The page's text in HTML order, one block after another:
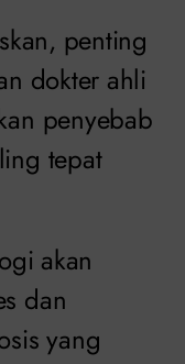
penting
dokter ahli
penyebab
tepat
akan
dan
yang